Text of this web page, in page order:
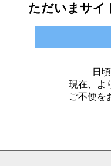
ただいまサイ
日
現在、よ
ご不便を